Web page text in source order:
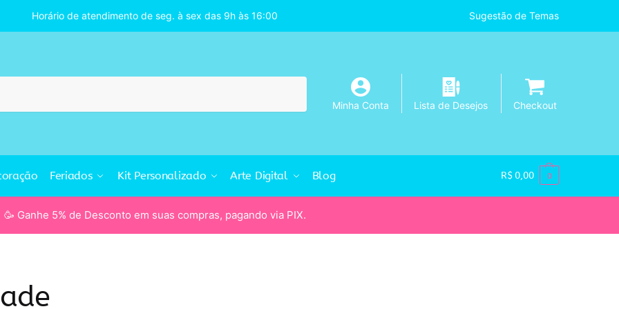
Horário de atendimento de seg. à sex das 9h às 16:00 Sugestão de Temas
Minha Conta Lista de Desejos Checkout
Feriados Kit Personalizado Arte Digital Blog R$0,00 0
🥳 Ganhe 5% de Desconto em suas compras, pagando via PIX.